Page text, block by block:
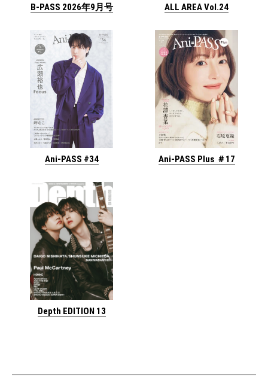
B-PASS 2026年9月号 ALL AREA Vol.24
Ani-PASS #34 Ani-PASS Plus ＃17
Depth EDITION 13